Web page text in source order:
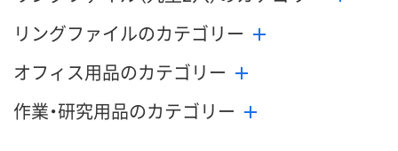
リングファイルのカテゴリー
オフィス用品のカテゴリー
作業・研究用品のカテゴリー